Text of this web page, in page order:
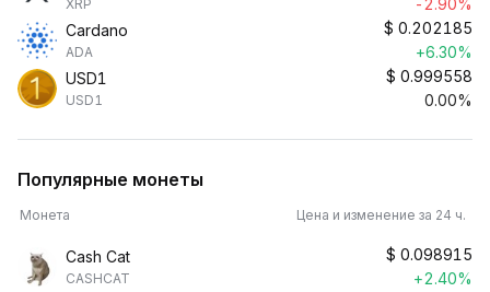
XRP
-2.90%
Cardano
ADA
$ 0.202185
+6.30%
USD1
USD1
$ 0.999558
0.00%
Популярные монеты
Монета Цена и изменение за 24 ч.
Cash Cat
CASHCAT
$ 0.098915
+2.40%